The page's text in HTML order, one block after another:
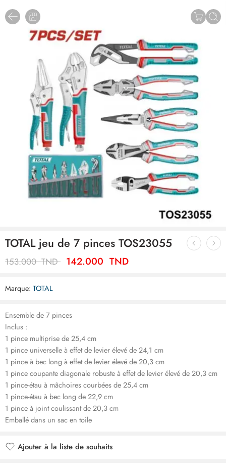
TOTAL jeu de 7 pinces TOS23055
153.000TND 142.000 TND
Marque: TOTAL
Ensemble de 7 pinces
Inclus :
1 pince multiprise de 25,4 cm
1 pince universelle à effet de levier élevé de 24,1 cm
1 pince à bec long à effet de levier élevé de 20,3 cm
1 pince coupante diagonale robuste à effet de levier élevé de 20,3 cm
1 pince-étau à mâchoires courbées de 25,4 cm
1 pince-étau à bec long de 22,9 cm
1 pince à joint coulissant de 20,3 cm
Emballé dans un sac en toile
Ajouter à la liste de souhaits